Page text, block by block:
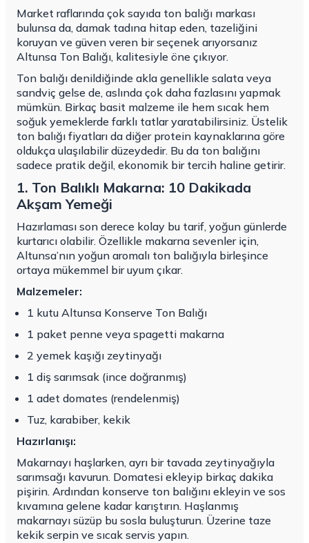
Market raflarında çok sayıda ton balığı markası
bulunsa da, damak tadına hitap eden, tazeliğini
koruyan ve güven veren bir seçenek arıyorsanız
Altunsa Ton Balığı, kalitesiyle öne çıkıyor.
Ton balığı denildiğinde akla genellikle salata veya
sandviç gelse de, aslında çok daha fazlasını yapmak
mümkün. Birkaç basit malzeme ile hem sıcak hem
soğuk yemeklerde farklı tatlar yaratabilirsiniz. Üstelik
ton balığı fiyatları da diğer protein kaynaklarına göre
oldukça ulaşılabilir düzeydedir. Bu da ton balığını
sadece pratik değil, ekonomik bir tercih haline getirir.
1. Ton Balıklı Makarna: 10 Dakikada
Akşam Yemeği
Hazırlaması son derece kolay bu tarif, yoğun günlerde
kurtarıcı olabilir. Özellikle makarna sevenler için,
Altunsa’nın yoğun aromalı ton balığıyla birleşince
ortaya mükemmel bir uyum çıkar.
Malzemeler:
1 kutu Altunsa Konserve Ton Balığı
1 paket penne veya spagetti makarna
2 yemek kaşığı zeytinyağı
1 diş sarımsak (ince doğranmış)
1 adet domates (rendelenmiş)
Tuz, karabiber, kekik
Hazırlanışı:
Makarnayı haşlarken, ayrı bir tavada zeytinyağıyla
sarımsağı kavurun. Domatesi ekleyip birkaç dakika
pişirin. Ardından konserve ton balığını ekleyin ve sos
kıvamına gelene kadar karıştırın. Haşlanmış
makarnayı süzüp bu sosla buluşturun. Üzerine taze
kekik serpin ve sıcak servis yapın.